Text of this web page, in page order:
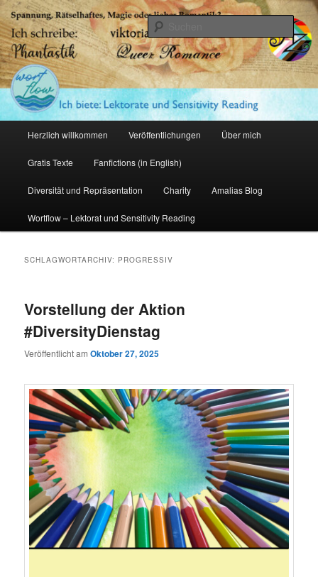
Zum
primären
Inhalt
springen
Zum
sekundären
Inhalt
springenAmalia Zeichnerin
Herzlich willkommen Veröffentlichungen Über mich
Gratis Texte Fanfictions (in English)
Diversität und Repräsentation Charity Amalias Blog
Wortflow – Lektorat und Sensitivity Reading
SCHLAGWORTARCHIV: PROGRESSIV
Vorstellung der Aktion
#DiversityDienstag
Veröffentlicht amOktober 27, 2025